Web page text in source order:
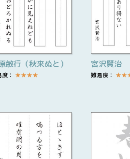
敏行（秋来ぬと）
： ★★★★
宮沢賢治
難易度： ★★